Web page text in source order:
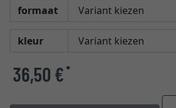
formaat
kleur
36,50 €*